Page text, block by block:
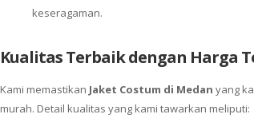
keseragaman.
Kualitas Terbaik dengan Harga
Kami memastikan Jaket Costum di Medan yang
murah. Detail kualitas yang kami tawarkan meliputi: